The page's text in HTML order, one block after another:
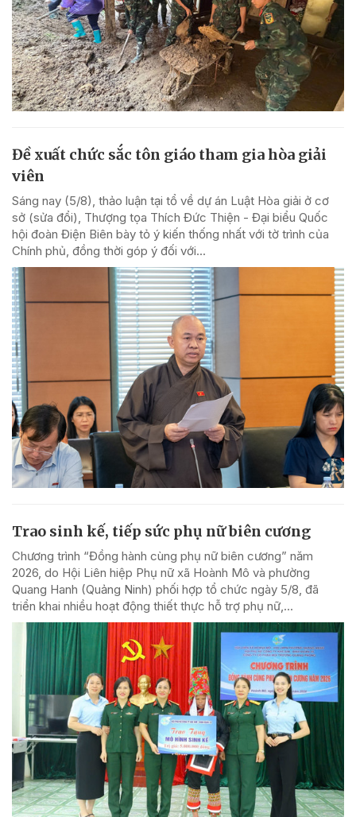
Đề xuất chức sắc tôn giáo tham gia hòa giải
viên
Sáng nay (5/8), thảo luận tại tổ về dự án Luật Hòa giải ở cơ
sở (sửa đổi), Thượng tọa Thích Đức Thiện - Đại biểu Quốc
hội đoàn Điện Biên bày tỏ ý kiến thống nhất với tờ trình của
Chính phủ, đồng thời góp ý đối với...
Trao sinh kế, tiếp sức phụ nữ biên cương
Chương trình “Đồng hành cùng phụ nữ biên cương” năm
2026, do Hội Liên hiệp Phụ nữ xã Hoành Mô và phường
Quang Hanh (Quảng Ninh) phối hợp tổ chức ngày 5/8, đã
triển khai nhiều hoạt động thiết thực hỗ trợ phụ nữ,...